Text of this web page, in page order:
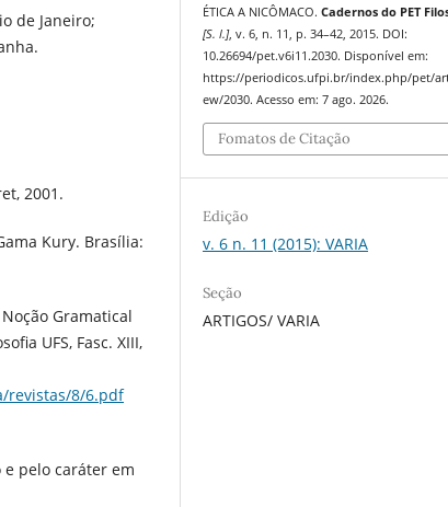
de Janeiro;
2001.
Kury. Brasília:
Gramatical
UFS, Fasc. XIII,
revistas/8/6.pdf
e pelo caráter em
ÉTICA A NICÔMACO.Cadernos do PET
[S. l.], v. 6, n. 11, p. 34–42, 2015. DOI:
10.26694/pet.v6i11.2030. Disponível em:
https://periodicos.ufpi.br/index.php/pet/
ew/2030. Acesso em: 7 ago. 2026.
Fomatos de Citação
Edição
v. 6 n. 11 (2015): VARIA
Seção
ARTIGOS/ VARIA